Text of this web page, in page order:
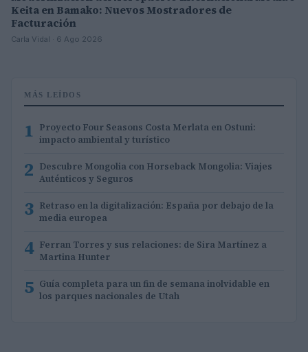
Keita en Bamako: Nuevos Mostradores de
Facturación
Carla Vidal · 6 Ago 2026
MÁS LEÍDOS
1 Proyecto Four Seasons Costa Merlata en Ostuni:
impacto ambiental y turístico
2 Descubre Mongolia con Horseback Mongolia: Viajes
Auténticos y Seguros
3 Retraso en la digitalización: España por debajo de la
media europea
4 Ferran Torres y sus relaciones: de Sira Martínez a
Martina Hunter
5 Guía completa para un fin de semana inolvidable en
los parques nacionales de Utah